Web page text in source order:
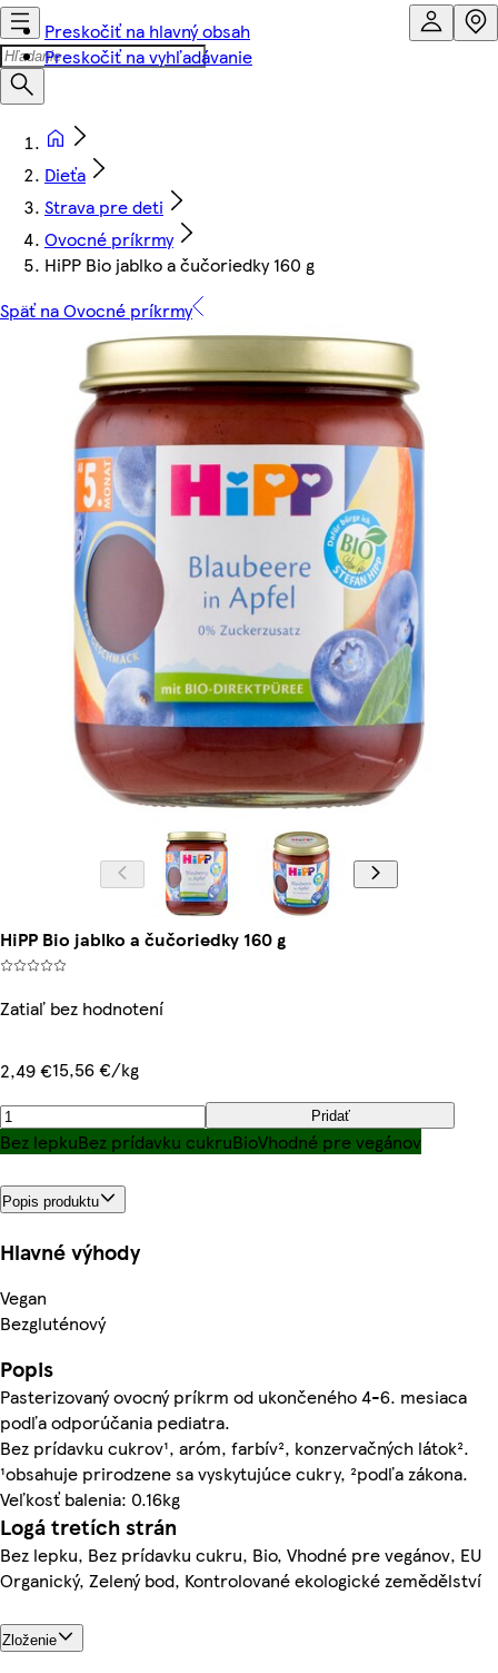
Preskočiť na hlavný obsah
Preskočiť na vyhľadávanie
Dieťa
Strava pre deti
Ovocné príkrmy
HiPP Bio jablko a čučoriedky 160 g
Späť na Ovocné príkrmy
HiPP Bio jablko a čučoriedky 160 g
Zatiaľ bez hodnotení
2,49 €15,56 €/kg
Pridať
Bez lepkuBez prídavku cukruBioVhodné pre vegánov
Popis produktu
Hlavné výhody
Vegan
Bezgluténový
Popis
Pasterizovaný ovocný príkrm od ukončeného 4-6. mesiaca
podľa odporúčania pediatra.
Bez prídavku cukrov¹, aróm, farbív², konzervačných látok².
¹obsahuje prirodzene sa vyskytujúce cukry, ²podľa zákona.
Veľkosť balenia: 0.16kg
Logá tretích strán
Bez lepku, Bez prídavku cukru, Bio, Vhodné pre vegánov, EU
Organický, Zelený bod, Kontrolované ekologické zemědělství
Zloženie